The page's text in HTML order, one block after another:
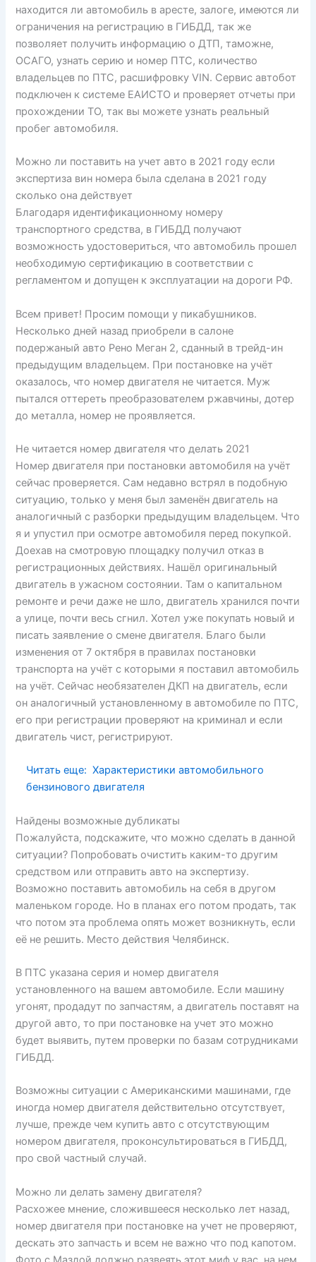
находится ли автомобиль в аресте, залоге, имеются ли
ограничения на регистрацию в ГИБДД, так же
позволяет получить информацию о ДТП, таможне,
ОСАГО, узнать серию и номер ПТС, количество
владельцев по ПТС, расшифровку VIN. Сервис автобот
подключен к системе ЕАИСТО и проверяет отчеты при
прохождении ТО, так вы можете узнать реальный
пробег автомобиля.
Можно ли поставить на учет авто в 2021 году если
экспертиза вин номера была сделана в 2021 году
сколько она действует
Благодаря идентификационному номеру
транспортного средства, в ГИБДД получают
возможность удостовериться, что автомобиль прошел
необходимую сертификацию в соответствии с
регламентом и допущен к эксплуатации на дороги РФ.
Всем привет! Просим помощи у пикабушников.
Несколько дней назад приобрели в салоне
подержаный авто Рено Меган 2, сданный в трейд-ин
предыдущим владельцем. При постановке на учёт
оказалось, что номер двигателя не читается. Муж
пытался оттереть преобразователем ржавчины, дотер
до металла, номер не проявляется.
Не читается номер двигателя что делать 2021
Номер двигателя при постановки автомобиля на учёт
сейчас проверяется. Сам недавно встрял в подобную
ситуацию, только у меня был заменён двигатель на
аналогичный с разборки предыдущим владельцем. Что
я и упустил при осмотре автомобиля перед покупкой.
Доехав на смотровую площадку получил отказ в
регистрационных действиях. Нашёл оригинальный
двигатель в ужасном состоянии. Там о капитальном
ремонте и речи даже не шло, двигатель хранился почти
а улице, почти весь сгнил. Хотел уже покупать новый и
писать заявление о смене двигателя. Благо были
изменения от 7 октября в правилах постановки
транспорта на учёт с которыми я поставил автомобиль
на учёт. Сейчас необязателен ДКП на двигатель, если
он аналогичный установленному в автомобиле по ПТС,
его при регистрации проверяют на криминал и если
двигатель чист, регистрируют.
Читать еще: Характеристики автомобильного
бензинового двигателя
Найдены возможные дубликаты
Пожалуйста, подскажите, что можно сделать в данной
ситуации? Попробовать очистить каким-то другим
средством или отправить авто на экспертизу.
Возможно поставить автомобиль на себя в другом
маленьком городе. Но в планах его потом продать, так
что потом эта проблема опять может возникнуть, если
её не решить. Место действия Челябинск.
В ПТС указана серия и номер двигателя
установленного на вашем автомобиле. Если машину
угонят, продадут по запчастям, а двигатель поставят на
другой авто, то при постановке на учет это можно
будет выявить, путем проверки по базам сотрудниками
ГИБДД.
Возможны ситуации с Американскими машинами, где
иногда номер двигателя действительно отсутствует,
лучше, прежде чем купить авто с отсутствующим
номером двигателя, проконсультироваться в ГИБДД,
про свой частный случай.
Можно ли делать замену двигателя?
Расхожее мнение, сложившееся несколько лет назад,
номер двигателя при постановке на учет не проверяют,
дескать это запчасть и всем не важно что под капотом.